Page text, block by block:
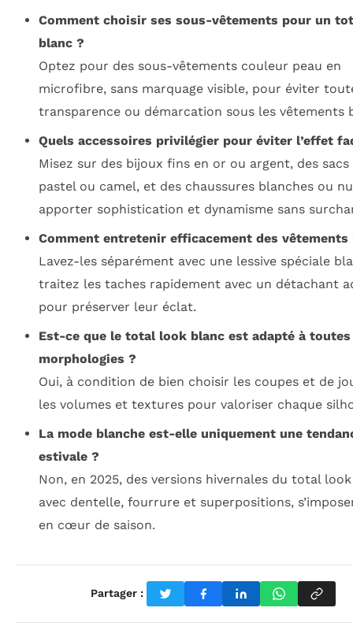
Comment choisir ses sous-vêtements pour un
blanc ?
Optez pour des sous-vêtements couleur peau en
microfibre, sans marquage visible, pour éviter
transparence ou démarcation sous les vêtements
Quels accessoires privilégier pour éviter l’effet
Misez sur des bijoux fins en or ou argent, des sacs
pastel ou camel, et des chaussures blanches ou
apporter sophistication et dynamisme sans
Comment entretenir efficacement des vêtements
Lavez-les séparément avec une lessive spéciale
traitez les taches rapidement avec un détachant
pour préserver leur éclat.
Est-ce que le total look blanc est adapté à toutes
morphologies ?
Oui, à condition de bien choisir les coupes et de
les volumes et textures pour valoriser chaque
La mode blanche est-elle uniquement une
estivale ?
Non, en 2025, des versions hivernales du total
avec dentelle, fourrure et superpositions,
en cœur de saison.
Partager :